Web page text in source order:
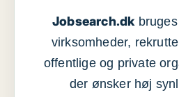
Jobsearch.dkbruges
virksomheder,
offentlige og private
der ønsker høj